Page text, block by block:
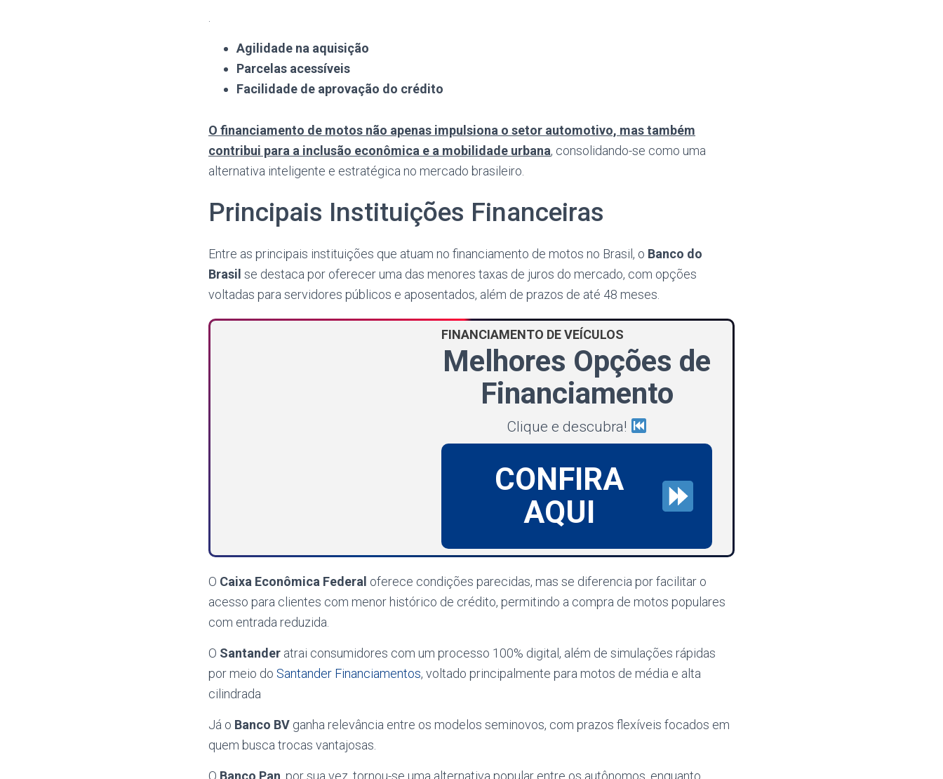
Agilidade na aquisição
Parcelas acessíveis
Facilidade de aprovação do crédito
O financiamento de motos não apenas impulsiona o setor automotivo, mas também
contribui para a inclusão econômica e a mobilidade urbana, consolidando-se como uma
alternativa inteligente e estratégica no mercado brasileiro.
Principais Instituições Financeiras
Entre as principais instituições que atuam no financiamento de motos no Brasil, o Banco do
Brasil se destaca por oferecer uma das menores taxas de juros do mercado, com opções
voltadas para servidores públicos e aposentados, além de prazos de até 48 meses.
FINANCIAMENTO DE VEÍCULOS
Melhores Opções de
Financiamento
Clique e descubra!
CONFIRA
AQUI
O Caixa Econômica Federal oferece condições parecidas, mas se diferencia por facilitar o
acesso para clientes com menor histórico de crédito, permitindo a compra de motos populares
com entrada reduzida.
O Santander atrai consumidores com um processo 100% digital, além de simulações rápidas
por meio do Santander Financiamentos, voltado principalmente para motos de média e alta
cilindrada
Já o Banco BV ganha relevância entre os modelos seminovos, com prazos flexíveis focados em
quem busca trocas vantajosas.
O Banco Pan , por sua vez, tornou-se uma alternativa popular entre os autônomos, enquanto